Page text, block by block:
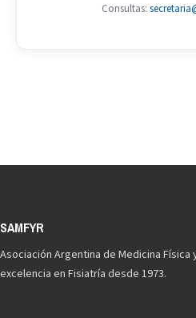
Consultas:
Asociación Argentina de Medicina
excelencia en Fisiatría desde 1973.